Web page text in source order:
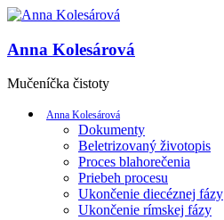
Anna Kolesárová
Mučeníčka čistoty
Anna Kolesárová
Dokumenty
Beletrizovaný životopis
Proces blahorečenia
Priebeh procesu
Ukončenie diecéznej fázy
Ukončenie rímskej fázy